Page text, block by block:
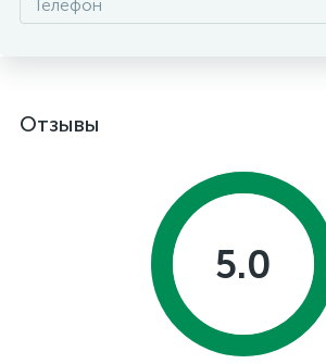
Отзывы
5.0